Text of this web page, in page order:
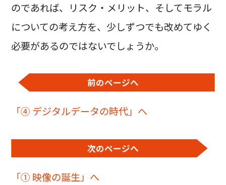
のであれば、リスク・メリット、そしてモラル
についての考え方を、少しずつでも改めてゆく
必要があるのではないでしょうか。
前のページへ
「④ デジタルデータの時代」へ
次のページへ
「① 映像の誕生」へ